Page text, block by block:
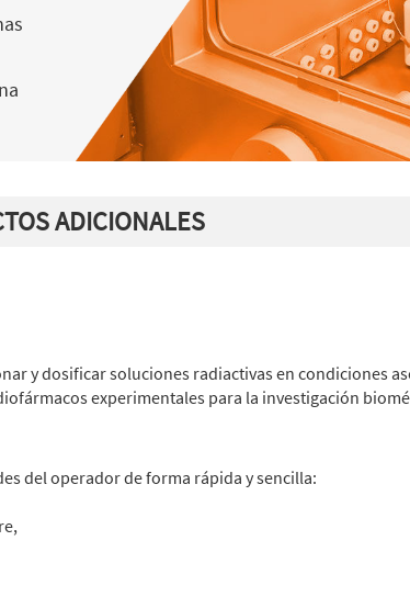
ADICIONALES
y dosificar soluciones radiactivas en condiciones
experimentales para la investigación
del operador de forma rápida y sencilla: